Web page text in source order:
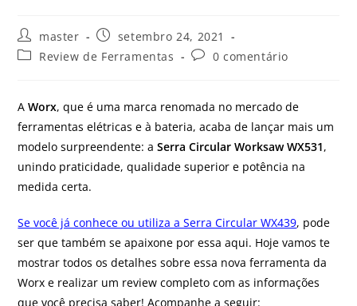
master
setembro 24, 2021
Review de Ferramentas
0 comentário
AWorx, que é uma marca renomada no mercado de
ferramentas elétricas e à bateria, acaba de lançar mais um
modelo surpreendente: aSerra Circular Worksaw WX531,
unindo praticidade, qualidade superior e potência na
medida certa.
Se você já conhece ou utiliza a Serra Circular WX439, pode
ser que também se apaixone por essa aqui. Hoje vamos te
mostrar todos os detalhes sobre essa nova ferramenta da
Worx e realizar um review completo com as informações
que você precisa saber! Acompanhe a seguir: